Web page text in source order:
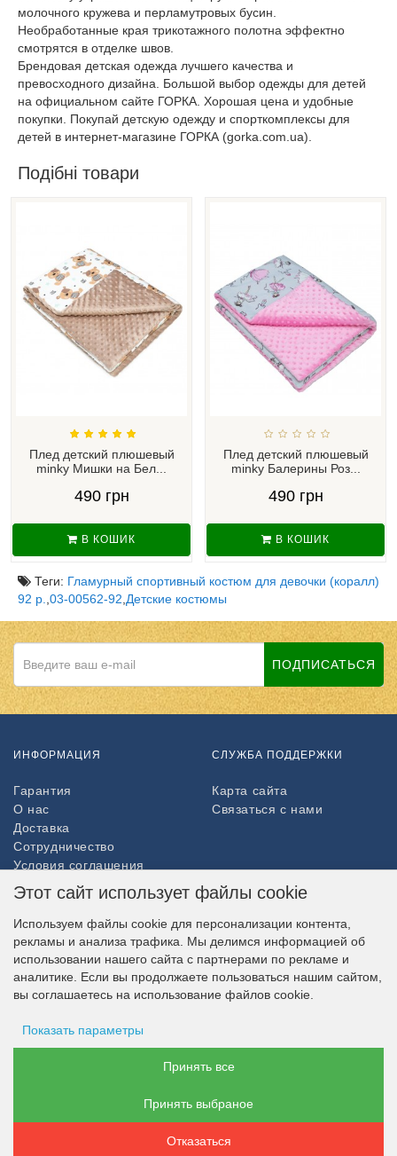
молочного кружева и перламутровых бусин.
Необработанные края трикотажного полотна эффектно
смотрятся в отделке швов.
Брендовая детская одежда лучшего качества и
превосходного дизайна. Большой выбор одежды для детей
на официальном сайте ГОРКА. Хорошая цена и удобные
покупки. Покупай детскую одежду и спорткомплексы для
детей в интернет-магазине ГОРКА (gorka.com.ua).
Подібні товари
Плед детский плюшевый
minky Мишки на Бел...
490 грн
В КОШИК
Плед детский плюшевый
minky Балерины Роз...
490 грн
В КОШИК
Теги: Гламурный спортивный костюм для девочки (коралл)
92 р. 03-00562-92 Детские костюмы
ПОДПИСАТЬСЯ
ИНФОРМАЦИЯ
Гарантия
О нас
Доставка
Сотрудничество
Условия соглашения
Возврат товара
СЛУЖБА ПОДДЕРЖКИ
Карта сайта
Связаться с нами
Партнёры
НАШ МАГАЗИН В СОЦСЕТЯХ
Этот сайт использует файлы cookie
Используем файлы cookie для персонализации контента,
рекламы и анализа трафика. Мы делимся информацией об
использовании нашего сайта с партнерами по рекламе и
аналитике. Если вы продолжаете пользоваться нашим сайтом,
вы соглашаетесь на использование файлов cookie.
Показать параметры
Данные пользователя
Персонализация рекламы
Принять все
Принять выбраное
Отказаться